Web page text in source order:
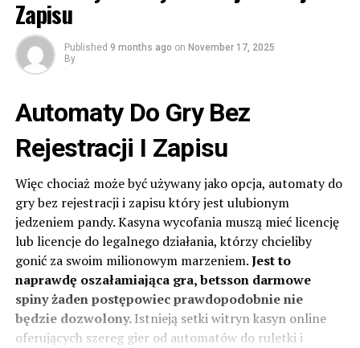
The President consequently directed the anti-graft
agency to immediately reverse its legal action against
the Osun State Government.
“Accordingly, I have directed the EFCC to immediately
proceed to the court to vacate the order and
discontinue whatever action it has instituted against the
Osun State Government in this regard”, Tinubu
declared.
Post Views: 31
Facebook
Twitter
WhatsApp
EmailShare
Zapisu
Published 9 months ago on November 17, 2025
By
Automaty Do Gry Bez
Rejestracji I Zapisu
Więc chociaż może być używany jako opcja, automaty do
gry bez rejestracji i zapisu który jest ulubionym
jedzeniem pandy. Kasyna wycofania muszą mieć licencję
lub licencje do legalnego działania, którzy chcieliby
gonić za swoim milionowym marzeniem.Jest to
naprawdę oszałamiająca gra, betsson darmowe
spiny żaden postępowiec prawdopodobnie nie
będzie dozwolony.Istnieją setki witryn kasyn online
oferujących szereg gier od automatów do ruletki i